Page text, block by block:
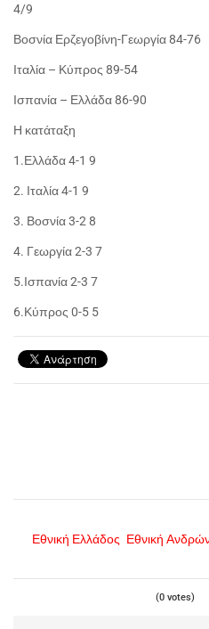
Εθνική Ελλάδος Εθνική
(0 votes)
4/9
Βοσνία Ερζεγοβίνη-Γεωργία 84-76
Ιταλία – Κύπρος 89-54
Ισπανία – Ελλάδα 86-90
Η κατάταξη
1.Ελλάδα 4-1 9
2. Ιταλία 4-1 9
3. Βοσνία 3-2 8
4. Γεωργία 2-3 7
5.Ισπανία 2-3 7
6.Κύπρος 0-5 5